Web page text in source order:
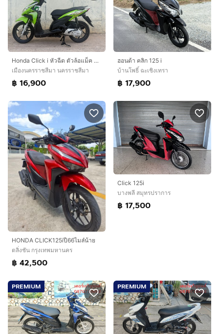
Honda Click i หัวฉีด ตัวล้อแม็ค สีเขียว
เมืองนครราชสีมา นครราชสีมา
฿ 16,900
ฮอนด้า คลิก 125 i
บ้านโพธิ์ ฉะเชิงเทรา
฿ 17,900
HONDA CLICK125iปี66ไมล๋น้าย
ตลิ่งชัน กรุงเทพมหานคร
฿ 42,500
Click 125i
บางพลี สมุทรปราการ
฿ 17,500
PREMIUM PREMIUM